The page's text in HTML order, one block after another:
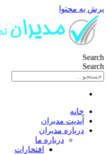
پرش به محتوا
Search
Search
خانه
آپدیت مدیران
درباره مدیران
درباره ما
افتخارات